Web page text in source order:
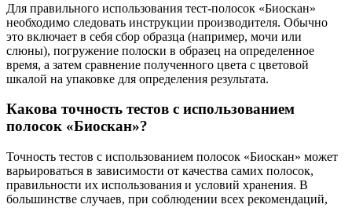
Для правильного использования тест-полосок «Биоскан»
необходимо следовать инструкции производителя. Обычно
это включает в себя сбор образца (например, мочи или
слюны), погружение полоски в образец на определенное
время, а затем сравнение полученного цвета с цветовой
шкалой на упаковке для определения результата.
Какова точность тестов с использованием
полосок «Биоскан»?
Точность тестов с использованием полосок «Биоскан» может
варьироваться в зависимости от качества самих полосок,
правильности их использования и условий хранения. В
большинстве случаев, при соблюдении всех рекомендаций,